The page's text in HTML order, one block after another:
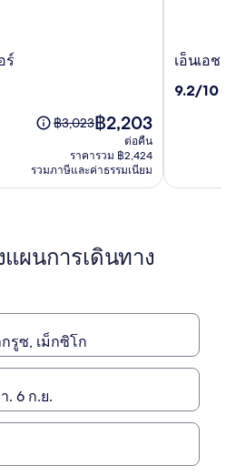
ร์
ราคา
฿3,023
ดู
เกี่ยว
กับ
฿3,023ราคา
ปัจจุบัน
คือ
฿2,203
฿2,203
ต่อคืน
ราคารวม ฿2,424
รวมภาษีและค่าธรรมเนียม
เอ็น
คอล
ซิโอ
เอ็นเอช
9.2
9.2/10
แผนการเดินทาง
รูซ, เม็กซิโก
. 6 ก.ย.